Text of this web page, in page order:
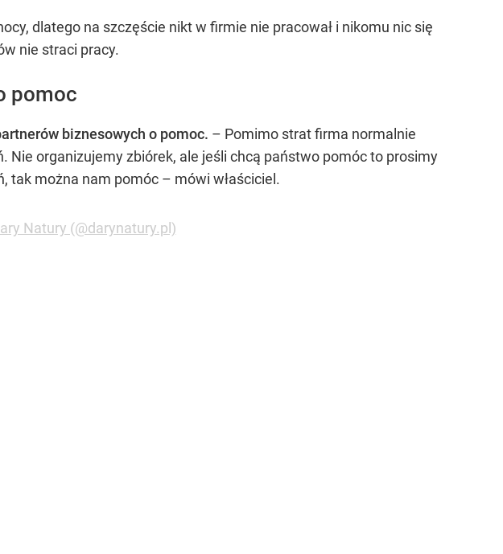
dlatego na szczęście nikt w firmie nie pracował i nikomu nic się
nie straci pracy.
pomoc
biznesowych o pomoc. – Pomimo strat firma normalnie
organizujemy zbiórek, ale jeśli chcą państwo pomóc to prosimy
tak można nam pomóc – mówi właściciel.
Natury (@darynatury.pl)